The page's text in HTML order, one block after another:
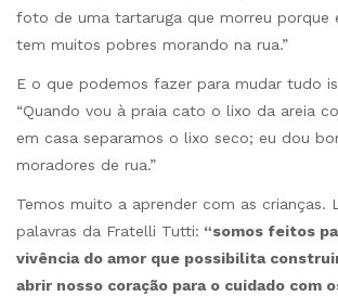
foto de uma tartaruga que morreu porque
tem muitos pobres morando na rua.”
E o que podemos fazer para mudar tudo
“Quando vou à praia cato o lixo da areia
em casa separamos o lixo seco; eu dou
moradores de rua.”
Temos muito a aprender com as crianças.
palavras da Fratelli Tutti: “somos feitos
vivência do amor que possibilita
abrir nosso coração para o cuidado com